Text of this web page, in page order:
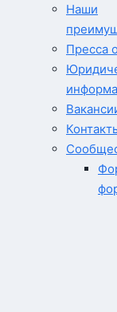
Наши
Пресса